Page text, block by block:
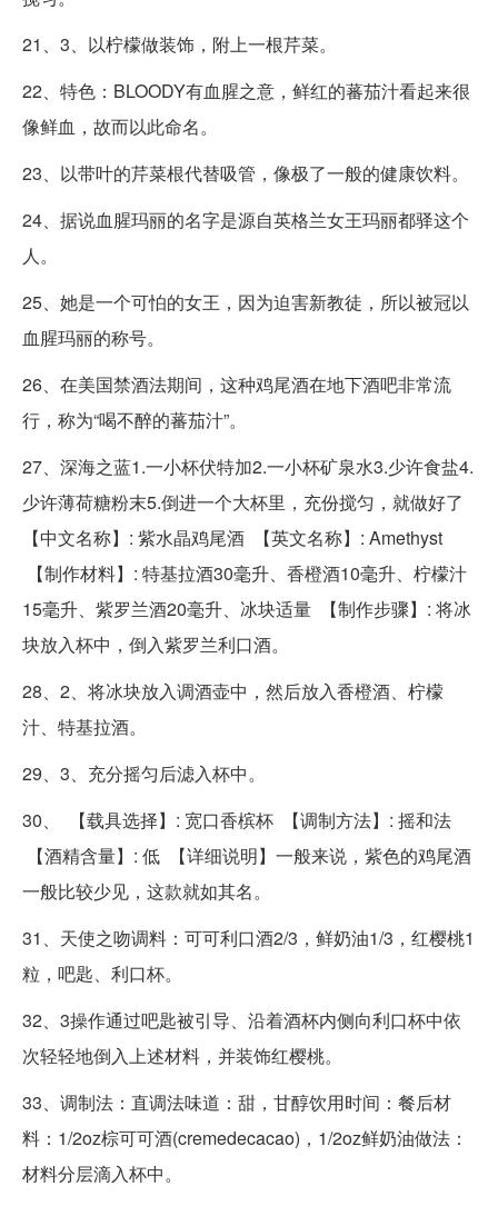
21、3、以柠檬做装饰，附上一根芹菜。
22、特色：BLOODY有血腥之意，鲜红的蕃茄汁看起来很
像鲜血，故而以此命名。
23、以带叶的芹菜根代替吸管，像极了一般的健康饮料。
24、据说血腥玛丽的名字是源自英格兰女王玛丽都驿这个
人。
25、她是一个可怕的女王，因为迫害新教徒，所以被冠以
血腥玛丽的称号。
26、在美国禁酒法期间，这种鸡尾酒在地下酒吧非常流
行，称为“喝不醉的蕃茄汁”。
27、深海之蓝1.一小杯伏特加2.一小杯矿泉水3.少许食盐4.
少许薄荷糖粉末5.倒进一个大杯里，充份搅匀，就做好了
【中文名称】: 紫水晶鸡尾酒 【英文名称】: Amethyst
【制作材料】: 特基拉酒30毫升、香橙酒10毫升、柠檬汁
15毫升、紫罗兰酒20毫升、冰块适量 【制作步骤】: 将冰
块放入杯中，倒入紫罗兰利口酒。
28、2、将冰块放入调酒壶中，然后放入香橙酒、柠檬
汁、特基拉酒。
29、3、充分摇匀后滤入杯中。
30、 【载具选择】: 宽口香槟杯 【调制方法】: 摇和法
【酒精含量】: 低 【详细说明】一般来说，紫色的鸡尾酒
一般比较少见，这款就如其名。
31、天使之吻调料：可可利口酒2/3，鲜奶油1/3，红樱桃1
粒，吧匙、利口杯。
32、3操作通过吧匙被引导、沿着酒杯内侧向利口杯中依
次轻轻地倒入上述材料，并装饰红樱桃。
33、调制法：直调法味道：甜，甘醇饮用时间：餐后材
料：1/2oz棕可可酒(cremedecacao)，1/2oz鲜奶油做法：
材料分层滴入杯中。